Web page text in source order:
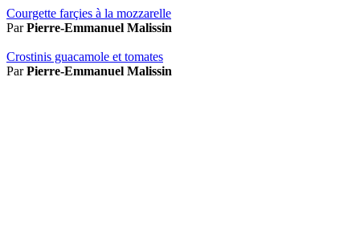
Courgette farçies à la mozzarelle
ParPierre-Emmanuel Malissin
Crostinis guacamole et tomates
ParPierre-Emmanuel Malissin